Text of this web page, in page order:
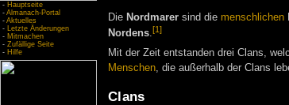
- Hauptseite
- Almanach-Portal
- Aktuelles
- Letzte Änderungen
- Mitmachen
- Zufällige Seite
- Hilfe
Die Nordmarersind die menschlichen
Nordens.[1]
Mit der Zeit entstanden drei Clans,
Menschen, die außerhalb der Clans
Clans